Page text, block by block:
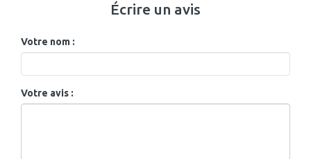
Écrire un avis
Votre nom :
Votre avis :